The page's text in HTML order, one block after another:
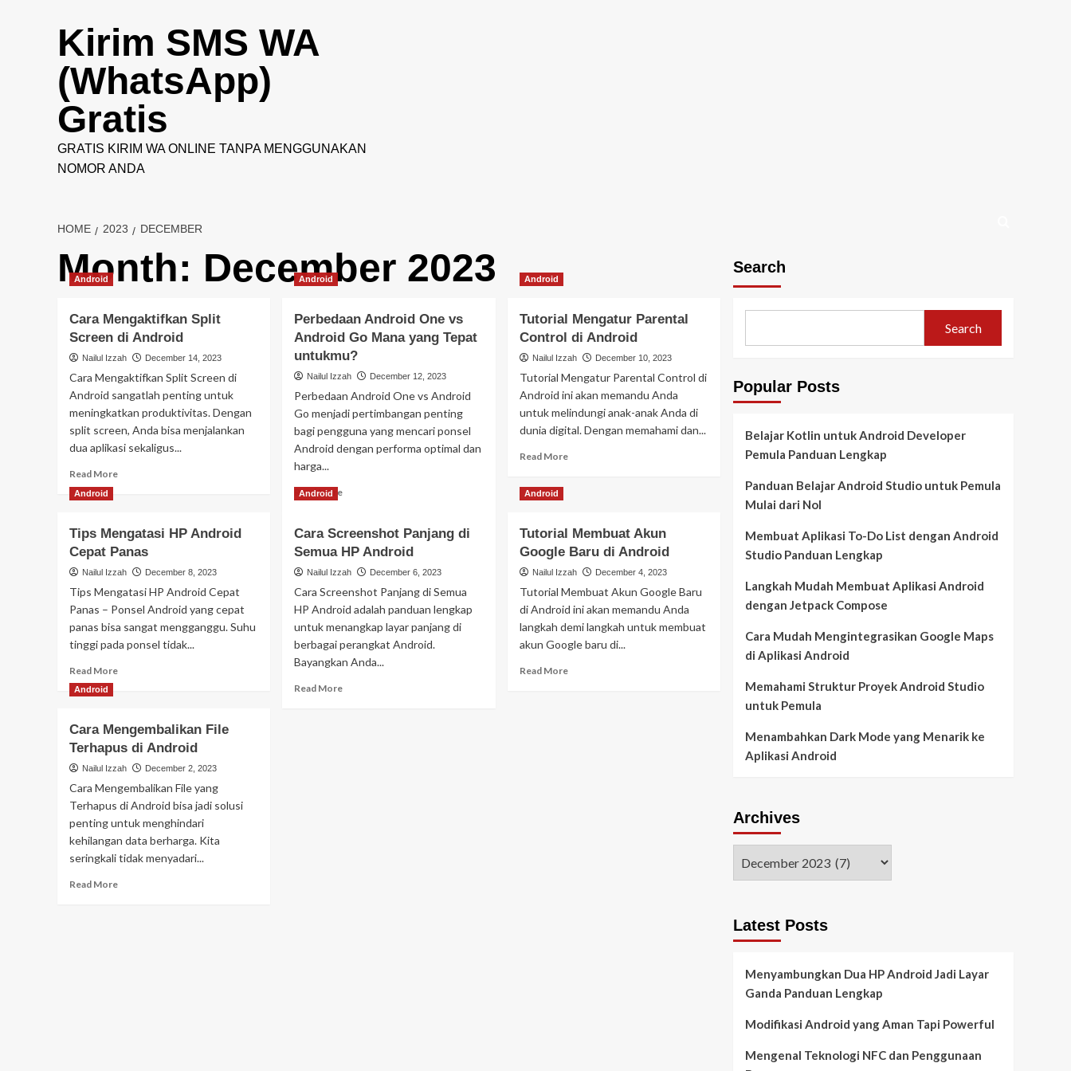
Kirim SMS WA
(WhatsApp)
Gratis
GRATIS KIRIM WA ONLINE TANPA MENGGUNAKAN
NOMOR ANDA
HOME 2023 DECEMBER
Month: December 2023
Android
Cara Mengaktifkan Split
Screen di Android
Nailul Izzah December 14, 2023
Cara Mengaktifkan Split Screen di
Android sangatlah penting untuk
meningkatkan produktivitas. Dengan
split screen, Anda bisa menjalankan
dua aplikasi sekaligus...
Read MoreRead
Mengaktifkan
Split
di
Android
Android
Perbedaan Android One vs
Android Go Mana yang Tepat
untukmu?
Nailul Izzah December 12, 2023
Perbedaan Android One vs Android
Go menjadi pertimbangan penting
bagi pengguna yang mencari ponsel
Android dengan performa optimal dan
harga...
Read MoreRead
Perbedaan
Android
One
Android
Go
Mana
yang
Tepat
Android
Tutorial Mengatur Parental
Control di Android
Nailul Izzah December 10, 2023
Tutorial Mengatur Parental Control di
Android ini akan memandu Anda
untuk melindungi anak-anak Anda di
dunia digital. Dengan memahami dan...
Read MoreRead
Parental
Control
di
Android
Android
Tips Mengatasi HP Android
Cepat Panas
Nailul Izzah December 8, 2023
Tips Mengatasi HP Android Cepat
Panas – Ponsel Android yang cepat
panas bisa sangat mengganggu. Suhu
tinggi pada ponsel tidak...
Read MoreRead
Mengatasi
HP
Cepat
Panas
Android
Cara Screenshot Panjang di
Semua HP Android
Nailul Izzah December 6, 2023
Cara Screenshot Panjang di Semua
HP Android adalah panduan lengkap
untuk menangkap layar panjang di
berbagai perangkat Android.
Bayangkan Anda...
Read MoreRead
Android
Tutorial Membuat Akun
Google Baru di Android
Nailul Izzah December 4, 2023
Tutorial Membuat Akun Google Baru
di Android ini akan memandu Anda
langkah demi langkah untuk membuat
akun Google baru di...
Read MoreRead
Android
Cara Mengembalikan File
Terhapus di Android
Nailul Izzah December 2, 2023
Cara Mengembalikan File yang
Terhapus di Android bisa jadi solusi
penting untuk menghindari
kehilangan data berharga. Kita
seringkali tidak menyadari...
Read MoreRead
Search
Search
Popular Posts
Belajar Kotlin untuk Android Developer
Pemula Panduan Lengkap
Panduan Belajar Android Studio untuk Pemula
Mulai dari Nol
Membuat Aplikasi To-Do List dengan Android
Studio Panduan Lengkap
Langkah Mudah Membuat Aplikasi Android
dengan Jetpack Compose
Cara Mudah Mengintegrasikan Google Maps
di Aplikasi Android
Memahami Struktur Proyek Android Studio
untuk Pemula
Menambahkan Dark Mode yang Menarik ke
Aplikasi Android
Archives
Latest Posts
Menyambungkan Dua HP Android Jadi Layar
Ganda Panduan Lengkap
Modifikasi Android yang Aman Tapi Powerful
Mengenal Teknologi NFC dan Penggunaan